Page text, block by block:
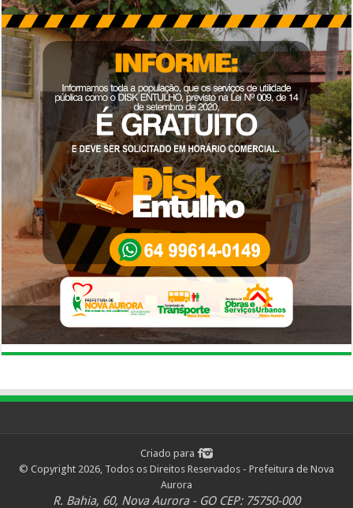
Criado para
© Copyright 2026, Todos os Direitos Reservados - Prefeitura de Nova
Aurora
R. Bahia, 60, Nova Aurora - GO CEP: 75750-000